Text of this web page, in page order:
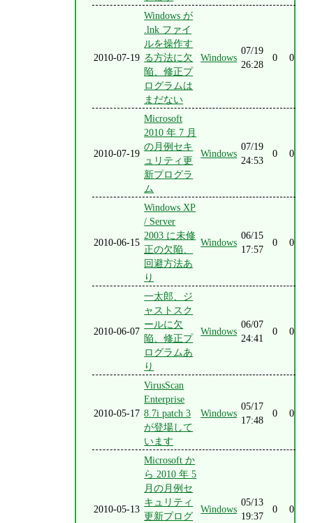
2010-07-19
Windows が
.lnk ファイ
ルを操作す
る方法に欠
陥、修正プ
ログラムは
まだない
Windows
07/19
26:28
0 0
2010-07-19
Microsoft
2010 年 7 月
の月例セキ
ュリティ更
新プログラ
ム
Windows
07/19
24:53
0 0
2010-06-15
Windows XP
/ Server
2003 に未修
正の欠陥、
回避方法あ
り
Windows
06/15
17:57
0 0
2010-06-07
一太郎、ジ
ャストスク
ールに欠
陥、修正プ
ログラムあ
り
Windows
06/07
24:41
0 0
2010-05-17
VirusScan
Enterprise
8.7i patch 3
が登場して
います
Windows
05/17
17:48
0 0
2010-05-13
Microsoft か
ら 2010 年 5
月の月例セ
キュリティ
更新プログ
Windows
05/13
19:37
0 0